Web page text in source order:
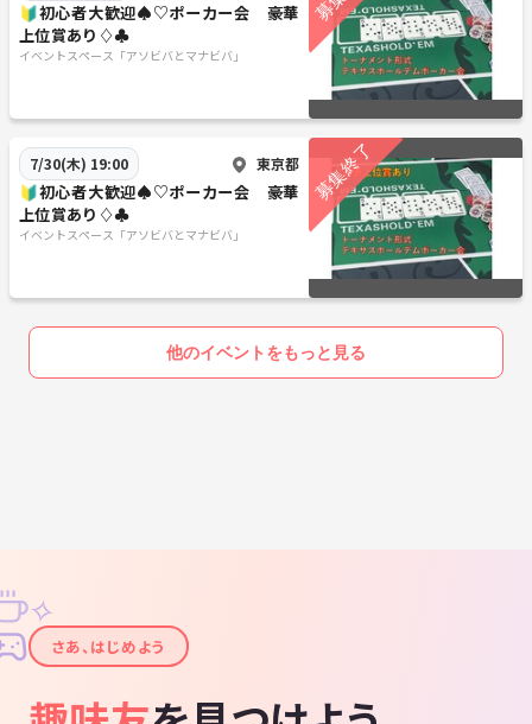
🔰初心者大歓迎♠♡ポーカー会 豪華
上位賞あり♢♣
イベントスペース「アソビバとマナビバ」
7/30(木) 19:00 東京都
🔰初心者大歓迎♠♡ポーカー会 豪華
上位賞あり♢♣
イベントスペース「アソビバとマナビバ」
他のイベントをもっと見る
✦
✧
さあ、はじめよう